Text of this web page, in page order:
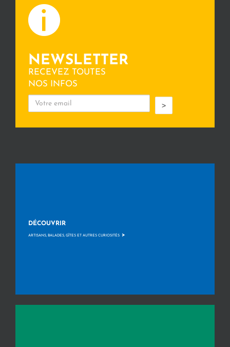
NEWSLETTER
RECEVEZ TOUTES
NOS INFOS
>
DÉCOUVRIR
ARTISANS, BALADES, GÎTES ET AUTRES CURIOSITÉS >